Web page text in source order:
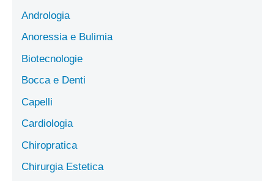
Andrologia
Anoressia e Bulimia
Biotecnologie
Bocca e Denti
Capelli
Cardiologia
Chiropratica
Chirurgia Estetica